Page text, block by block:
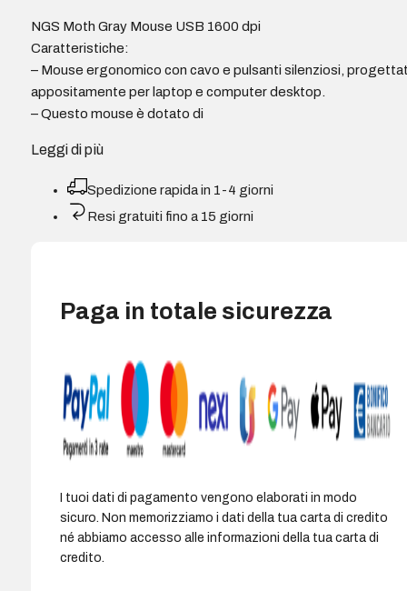
NGS Moth Gray Mouse USB 1600 dpi
Caratteristiche:
– Mouse ergonomico con cavo e pulsanti silenziosi,
appositamente per laptop e computer desktop.
– Questo mouse è dotato di
Leggi di più
Spedizione rapida in 1-4 giorni
Resi gratuiti fino a 15 giorni
Paga in totale sicurezza
I tuoi dati di pagamento vengono elaborati in modo
sicuro. Non memorizziamo i dati della tua carta di credito
né abbiamo accesso alle informazioni della tua carta di
credito.